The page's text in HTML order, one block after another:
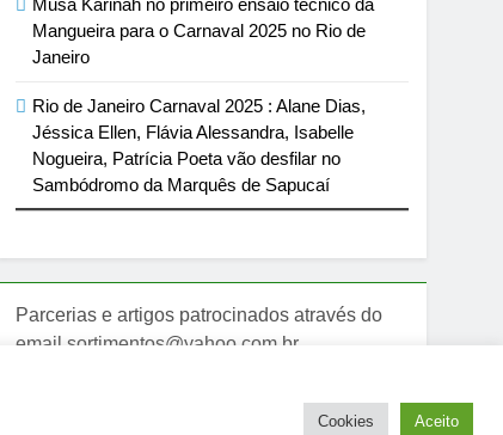
Musa Karinah no primeiro ensaio técnico da
Mangueira para o Carnaval 2025 no Rio de
Janeiro
Rio de Janeiro Carnaval 2025 : Alane Dias,
Jéssica Ellen, Flávia Alessandra, Isabelle
Nogueira, Patrícia Poeta vão desfilar no
Sambódromo da Marquês de Sapucaí
Parcerias e artigos patrocinados através do
email sortimentos@yahoo.com.br
Cookies Aceito